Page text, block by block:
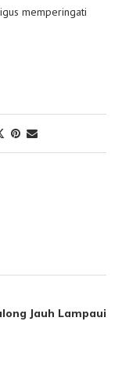
memperingati
Jauh Lampaui